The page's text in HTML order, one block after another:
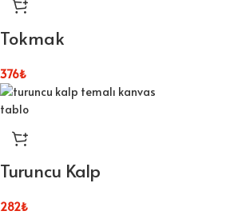
Tokmak
376₺
Turuncu Kalp
282₺